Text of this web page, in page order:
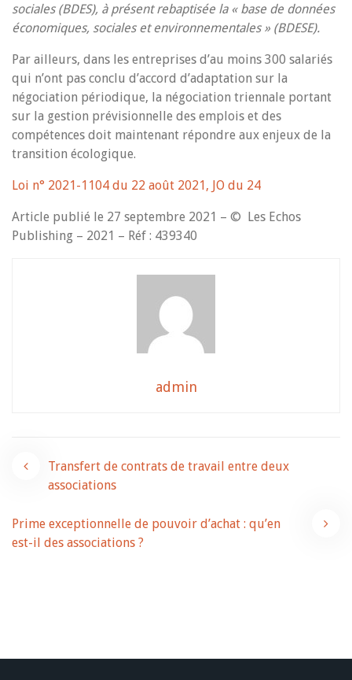
sociales (BDES), à présent rebaptisée la « base de données
économiques, sociales et environnementales » (BDESE).
Par ailleurs, dans les entreprises d’au moins 300 salariés
qui n’ont pas conclu d’accord d’adaptation sur la
négociation périodique, la négociation triennale portant
sur la gestion prévisionnelle des emplois et des
compétences doit maintenant répondre aux enjeux de la
transition écologique.
Loi n° 2021-1104 du 22 août 2021, JO du 24
Article publié le 27 septembre 2021 – © Les Echos
Publishing – 2021 – Réf : 439340
admin
Navigation
de
l’article
Transfert de contrats de travail entre deux
associations
Prime exceptionnelle de pouvoir d’achat : qu’en
est-il des associations ?